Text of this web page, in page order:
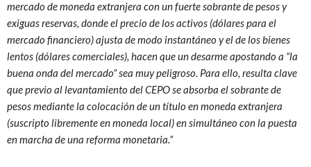
mercado de moneda extranjera con un fuerte sobrante de pesos y
exiguas reservas, donde el precio de los activos (dólares para el
mercado financiero) ajusta de modo instantáneo y el de los bienes
lentos (dólares comerciales), hacen que un desarme apostando a “la
buena onda del mercado” sea muy peligroso. Para ello, resulta clave
que previo al levantamiento del CEPO se absorba el sobrante de
pesos mediante la colocación de un título en moneda extranjera
(suscripto libremente en moneda local) en simultáneo con la puesta
en marcha de una reforma monetaria.”